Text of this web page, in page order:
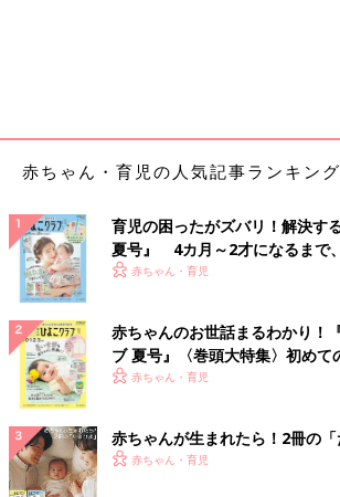
個人差はありますが、1人目がお兄ちゃんやお
持てるようになるころに2人目が生まれ、体力
ょうだい”の意識がはっきりしやすい年齢差で
のお世話を手伝ってくれたり、1人目がある程
分でできるようになるため、お世話がラクに
赤ちゃん・育児の人気記事ランキング
育児の困ったがズバリ！解決す
夏号』 4カ月～2才になるまで
いっぱい！
赤ちゃん・育児
赤ちゃんのお世話まるわかり！
ブ 夏号』〈巻頭大特集〉初めて
く！ おっぱい・ミルクの基本と
赤ちゃん・育児
赤ちゃんが生まれたら！2冊の「
赤ちゃん・育児